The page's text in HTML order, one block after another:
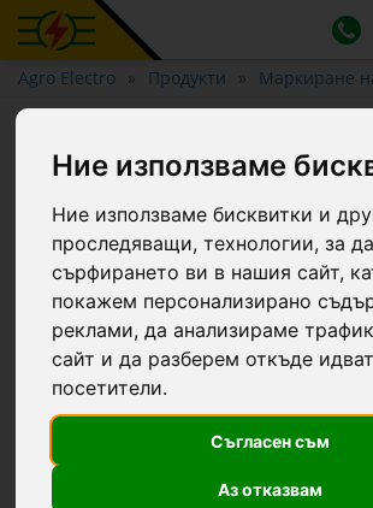
Ние използваме
Ние използваме бисквитки и
проследяващи, технологии, за
сърфирането ви в нашия сайт,
покажем персонализирано
реклами, да анализираме
сайт и да разберем откъде
посетители.
Съгласен съм
Аз отказвам
Agro Electro Продукти Маркиране
Жълт стик за
маркиране на
TopMarker, 60 мл ::